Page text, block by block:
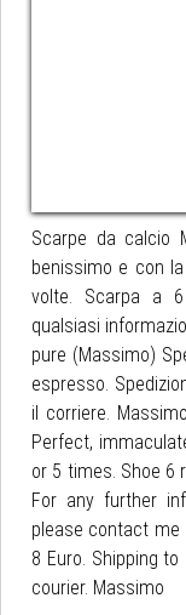
Scarpe da calcio
benissimo e con
volte. Scarpa a
qualsiasi
pure (Massimo)
espresso.
il corriere.
Perfect,
or 5 times. Shoe 6
For any further
please contact me
8 Euro. Shipping
courier. Massimo